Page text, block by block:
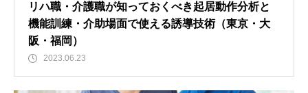
リハ職・介護職が知っておくべき起居動作分析と
機能訓練・介助場面で使える誘導技術（東京・大
阪・福岡）
2023.06.23